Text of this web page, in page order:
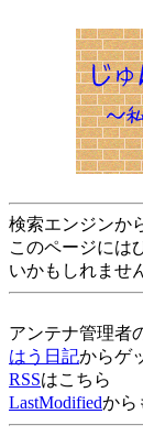
検索エンジンか
このページには
いかもしれませ
アンテナ管理者
はう日記からゲ
RSSはこちら
LastModifiedから